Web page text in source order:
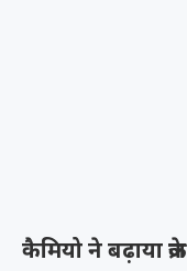
कैमियो ने बढ़ाया क्रेज